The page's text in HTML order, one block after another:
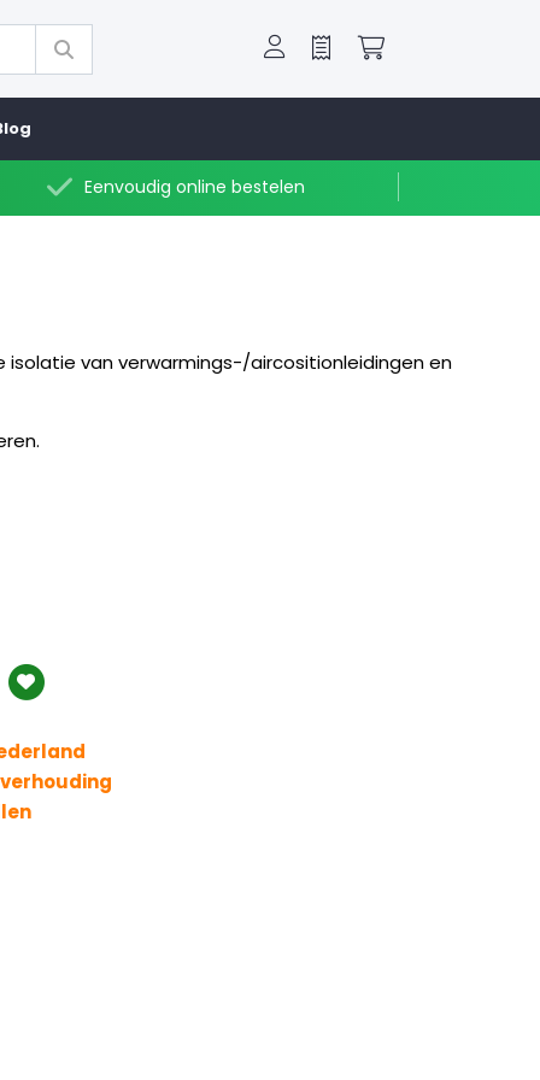
OfferteWinkelwagen
Eenvoudig online bestelen
isolatie van verwarmings-/aircositionleidingen en